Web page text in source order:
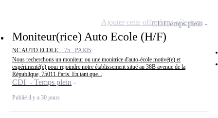
Moniteur(rice) Auto Ecole (H/F)
NC AUTO ECOLE - 75 - PARIS
Nous recherchons un moniteur ou une monitrice d'auto-école motivé(e) et
expérimenté(e) pour rejoindre notre établissement situé au 38B avenue de la
République, 75011 Paris. En tant que...
CDI - Temps plein
Publié il y a 30 jours
CDITemps plein
Ajouter cette offre à ma sélection